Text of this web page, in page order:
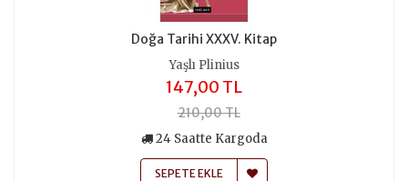
Doğa Tarihi XXXV. Kitap
Yaşlı Plinius
147,00 TL
210,00 TL
24 Saatte Kargoda
SEPETE EKLE